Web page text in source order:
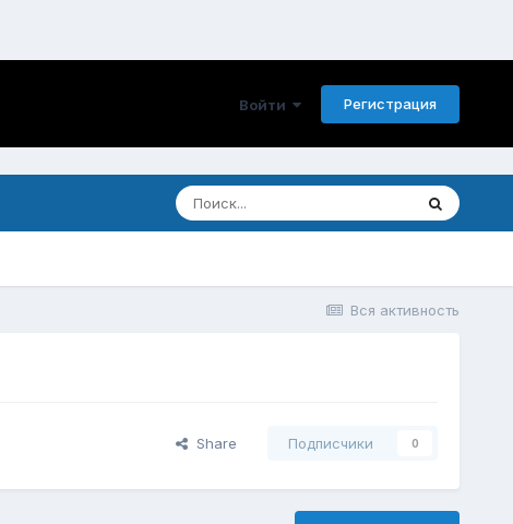
Войти Регистрация
Вся активность
Share Подписчики 0